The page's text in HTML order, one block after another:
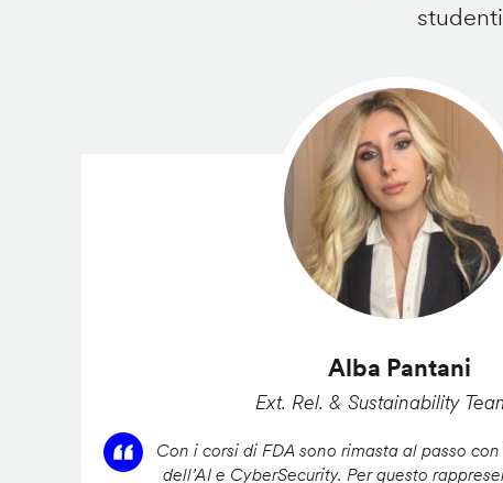
Alba Pantani
Ext. Rel. & Sustainability
Con i corsi di FDA sono rimasta al passo
dell’AI e CyberSecurity. Per questo